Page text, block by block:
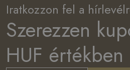
Iratkozzon fel a
Szerezzen
HUF értékben